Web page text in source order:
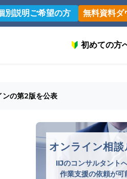
別説明ご希望の方 無料資料ダ
初めての方
の第2版を公表
オンライン相談
IIJのコンサルタント
作業支援の依頼が可